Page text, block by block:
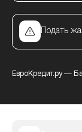
Подать
ЕвроКредит.ру—